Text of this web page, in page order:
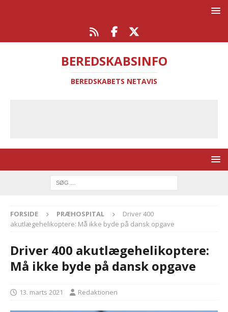
BEREDSKABSINFO
BEREDSKABETS NETAVIS
FORSIDE PRÆHOSPITAL
Driver 400
akutlægehelikoptere: Må ikke byde på dansk opgave
Driver 400 akutlægehelikoptere:
Må ikke byde på dansk opgave
13. marts 2021 Redaktionen